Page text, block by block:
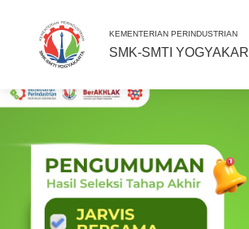
KEMENTERIAN PERINDUSTRIAN
SMK-SMTI